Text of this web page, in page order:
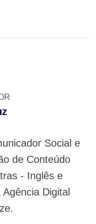
Social e
de Conteúdo
- Inglês e
Digital